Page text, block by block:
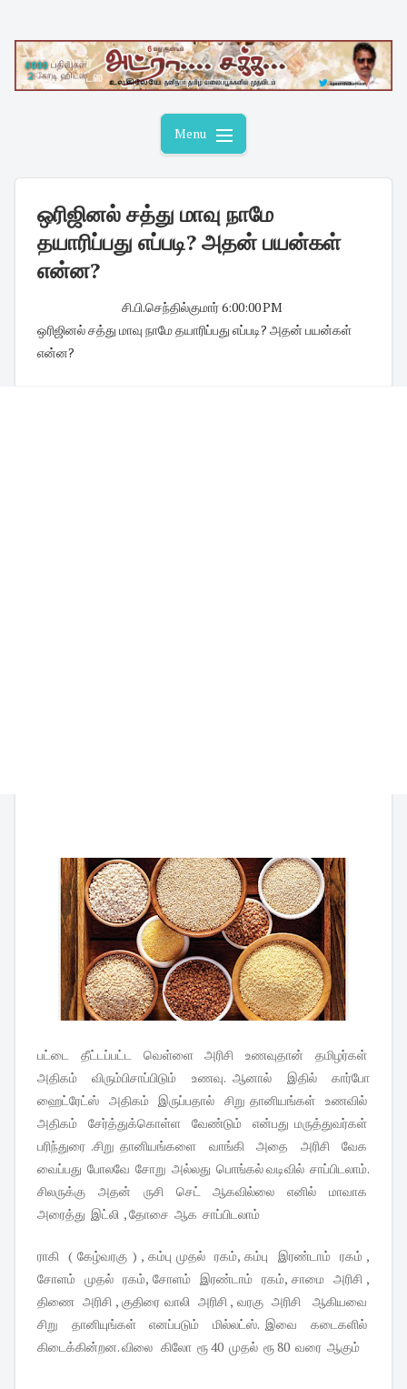
content
Menu
ஒரிஜினல் சத்து மாவு நாமே
தயாரிப்பது எப்படி? அதன் பயன்கள்
என்ன?
சி.பி.செந்தில்குமார்6:00:00 PM
ஒரிஜினல் சத்து மாவு நாமே தயாரிப்பது எப்படி? அதன் பயன்கள்
என்ன?
பட்டை தீட்டப்பட்ட வெள்ளை அரிசி உணவுதான் தமிழர்கள்
அதிகம் விரும்பிசாப்பிடும் உணவு. ஆனால் இதில் கார்போ
ஹைட்ரேட்ஸ் அதிகம் இருப்பதால் சிறு தானியங்கள் உணவில்
அதிகம் சேர்த்துக்கொள்ள வேண்டும் என்பது மருத்துவர்கள்
பரிந்துரை .சிறு தானியங்களை வாங்கி அதை அரிசி வேக
வைப்பது போலவே சோறு அல்லது பொங்கல் வடிவில் சாப்பிடலாம்.
சிலருக்கு அதன் ருசி செட் ஆகவில்லை எனில் மாவாக
அரைத்து இட்லி , தோசை ஆக சாப்பிடலாம்
ராகி ( கேழ்வரகு ) , கம்பு முதல் ரகம், கம்பு இரண்டாம் ரகம் ,
சோளம் முதல் ரகம், சோளம் இரண்டாம் ரகம், சாமை அரிசி ,
திணை அரிசி , குதிரை வாலி அரிசி , வரகு அரிசி ஆகியவை
சிறு தானியுங்கள் எனப்படும் மில்லட்ஸ். இவை கடைகளில்
கிடைக்கின்றன. விலை கிலோ ரூ 40 முதல் ரூ 80 வரை ஆகும்